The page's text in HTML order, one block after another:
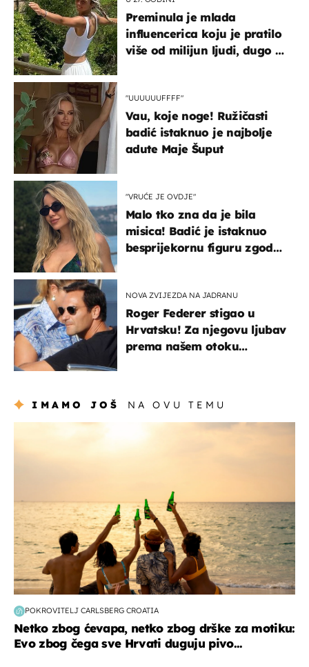
Preminula je mlada
influencerica koju je pratilo
više od milijun ljudi, dugo se
"UUUUUUFFFF"
Vau, koje noge! Ružičasti
badić istaknuo je najbolje
adute Maje Šuput
"VRUĆE JE OVDJE"
Malo tko zna da je bila
misica! Badić je istaknuo
besprijekornu figuru zgodne
NOVA ZVIJEZDA NA JADRANU
Roger Federer stigao u
Hrvatsku! Za njegovu ljubav
prema našem otoku
IMAMO JOŠ NA OVU TEMU
POKROVITELJ CARLSBERG CROATIA
Netko zbog ćevapa, netko zbog drške za motiku:
Evo zbog čega sve Hrvati duguju pivo...